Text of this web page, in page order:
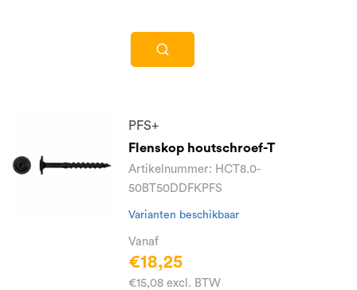
PFS+
Flenskop houtschroef-T
Artikelnummer: HCT8.0-
50BT50DDFKPFS
Varianten beschikbaar
Vanaf
€18,25
€15,08 excl. BTW